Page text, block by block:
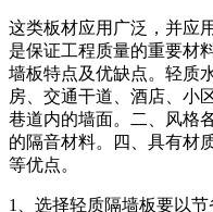
这类板材应用广泛，并应
是保证工程质量的重要材
墙板特点及优缺点。轻质
房、交通干道、酒店、小
巷道内的墙面。二、风格
的隔音材料。四、具有材
等优点。
1、选择轻质隔墙板要以